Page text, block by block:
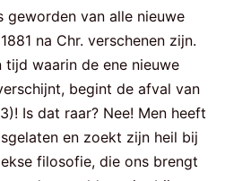
geworden van alle nieuwe
na Chr. verschenen zijn.
tijd waarin de ene nieuwe
begint de afval van
Is dat raar? Nee! Men heeft
en zoekt zijn heil bij
filosofie, die ons brengt